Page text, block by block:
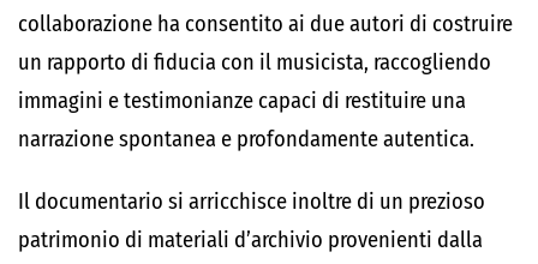
collaborazione ha consentito ai due autori di costruire
un rapporto di fiducia con il musicista, raccogliendo
immagini e testimonianze capaci di restituire una
narrazione spontanea e profondamente autentica.
Il documentario si arricchisce inoltre di un prezioso
patrimonio di materiali d’archivio provenienti dalla